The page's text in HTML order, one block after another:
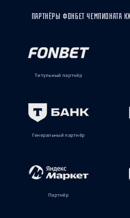
ПАРТНЁРЫ ФОНБЕТ ЧЕМПИОНАТА
Титульный партнёр
Генеральный партнёр
Партнёр